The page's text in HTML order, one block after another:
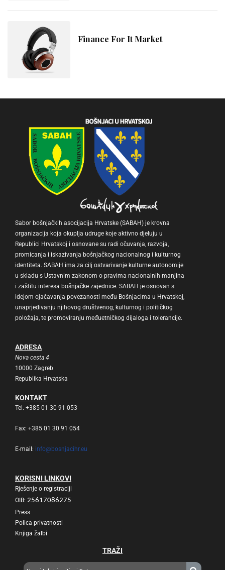
Finance For It Market
Sabor bošnjačkih asocijacija Hrvatske (SABAH) je krovna
organizacija koja okuplja udruge koje aktivno djeluju u
Republici Hrvatskoj i osnovane su radi očuvanja, razvoja,
promicanja i iskazivanja bošnjačkog nacionalnog i kulturnog
identiteta. SABAH ima za cilj ostvarivanje kulturne autonomije
u skladu s Ustavnim zakonom o pravima nacionalnih manjina
i zaštitu interesa bošnjačke zajednice. SABAH je osnovan s
idejom ojačavanja povezanosti među Bošnjacima u Hrvatskoj,
unaprjeđivanju njihovog društvenog, kulturnog i političkog
položaja, te promoviranju međuetničkog dijaloga i tolerancije.
ADRESA
Nova cesta 4
10000 Zagreb
Republika Hrvatska
KONTAKT
Tel. +385 01 30 91 053
Fax: +385 01 30 91 054
E-mail: info@bosnjacihr.eu
KORISNI LINKOVI
Rješenje o registraciji
OIB: 25617086275
Press
Polica privatnosti
Knjiga žalbi
TRAŽI